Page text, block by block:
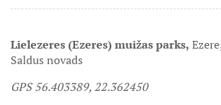
Lielezeres (Ezeres) muižas parks,
Saldus novads
GPS 56.403389, 22.362450